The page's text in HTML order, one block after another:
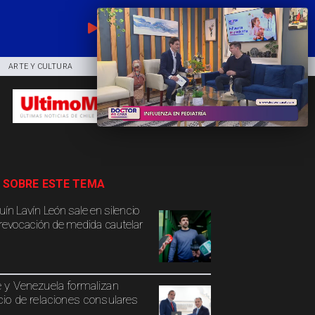
EN VIVO
ARTE Y CULTURA COMUNIDAD DEPORTES
Lavín León sale en silencio
de medida cautelar
y Venezuela formalizan
de relaciones consulares
ESTE TEMA